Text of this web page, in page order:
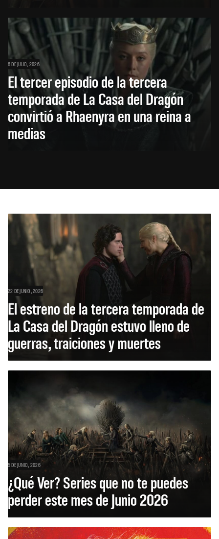
6 DE JULIO, 2026
El tercer episodio de la tercera
temporada de La Casa del Dragón
convirtió a Rhaenyra en una reina a
medias
22 DE JUNIO, 2026
El estreno de la tercera temporada de
La Casa del Dragón estuvo lleno de
guerras, traiciones y muertes
5 DE JUNIO, 2026
¿Qué Ver? Series que no te puedes
perder este mes de Junio 2026